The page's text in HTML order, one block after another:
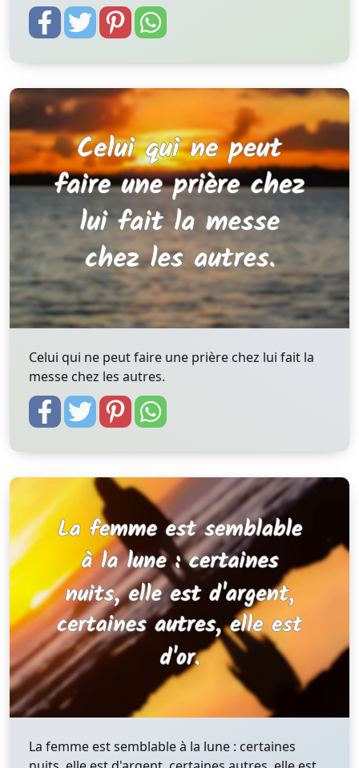
Celui qui ne peut faire une prière chez lui fait la
messe chez les autres.
La femme est semblable à la lune : certaines